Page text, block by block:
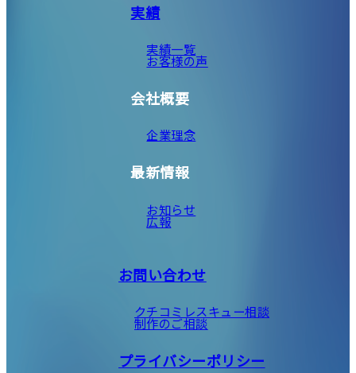
実績
実績一覧
お客様の声
会社概要
企業理念
最新情報
お知らせ
広報
お問い合わせ
クチコミレスキュー相談
制作のご相談
プライバシーポリシー